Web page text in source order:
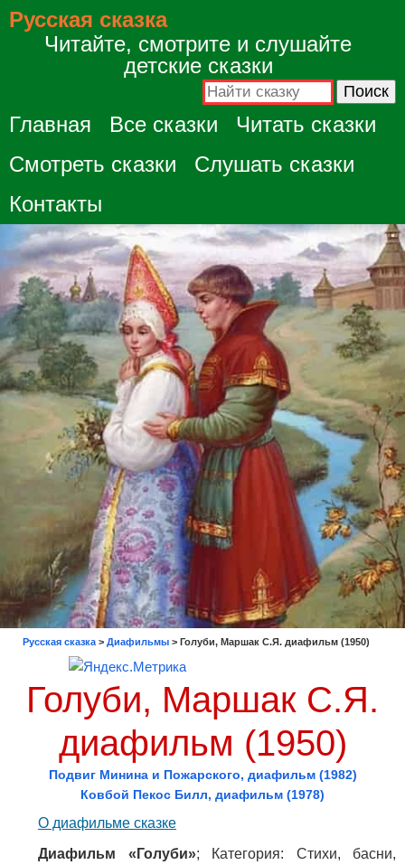
Русская сказка
Читайте, смотрите и слушайте
детские сказки
Главная Все сказки
Читать сказки
Смотреть сказки
Слушать сказки
Контакты
Русская сказка > Диафильмы > Голуби, Маршак С.Я. диафильм (1950)
Голуби, Маршак С.Я.
диафильм (1950)
Подвиг Минина и Пожарского, диафильм (1982)
Ковбой Пекос Билл, диафильм (1978)
О диафильме сказке
Диафильм «Голуби»; Категория: Стихи, басни,